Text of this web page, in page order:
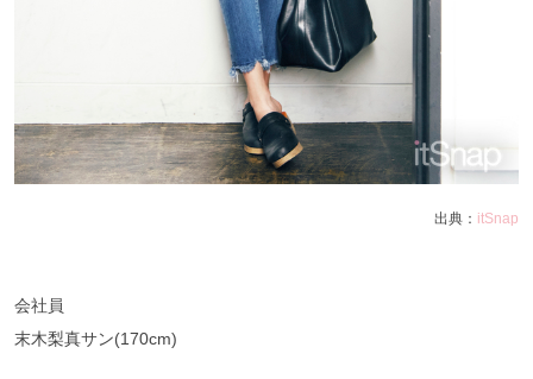
出典： itSnap
会社員
末木梨真サン(170cm)